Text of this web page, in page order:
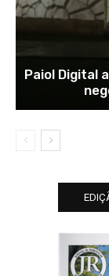
Paiol Digital